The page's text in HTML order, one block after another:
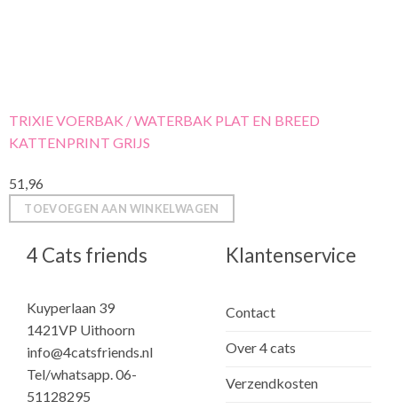
TRIXIE VOERBAK / WATERBAK PLAT EN BREED
KATTENPRINT GRIJS
51,96
TOEVOEGEN AAN WINKELWAGEN
4 Cats friends
Kuyperlaan 39
1421VP Uithoorn
info@4catsfriends.nl
Tel/whatsapp. 06-
51128295
Klantenservice
Contact
Over 4 cats
Verzendkosten